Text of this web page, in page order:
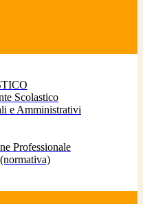
Scolastico
e Amministrativi
Professionale